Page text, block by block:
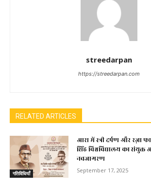
streedarpan
https://streedarpan.com
RELATED ARTICLES
गतिविधियाँ
आरा में स्त्री दर्पण और रज़ा
सिंह विश्वविद्यालय का
नवजागरण
September 17, 2025